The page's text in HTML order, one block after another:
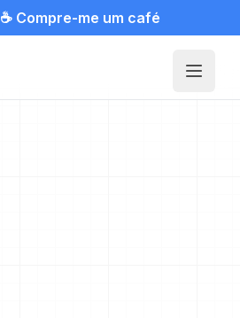
☕ Compre-me um café